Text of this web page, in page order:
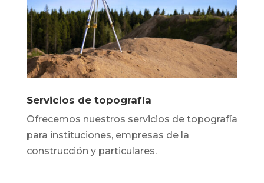
Servicios de topografía
Ofrecemos nuestros servicios de topografía
para instituciones, empresas de la
construcción y particulares.